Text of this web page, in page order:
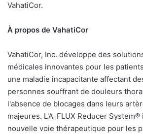
VahatiCor.
À propos de VahatiCor
VahatiCor, Inc. développe des
médicales innovantes pour les
une maladie incapacitante affectant
personnes souffrant de douleurs
l'absence de blocages dans leurs
majeures. L'A-FLUX Reducer
nouvelle voie thérapeutique pour les